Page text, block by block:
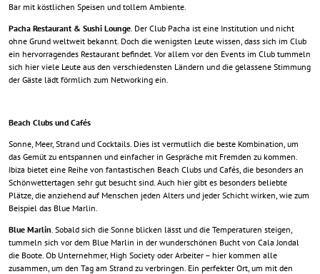
Bar mit köstlichen Speisen und tollem Ambiente.
Pacha Restaurant & Sushi Lounge . Der Club Pacha ist eine Institution und nicht
ohne Grund weltweit bekannt. Doch die wenigsten Leute wissen, dass sich im Club
ein hervorragendes Restaurant befindet. Vor allem vor den Events im Club tummeln
sich hier viele Leute aus den verschiedensten Ländern und die gelassene Stimmung
der Gäste lädt förmlich zum Networking ein.
Beach Clubs und Cafés
Sonne, Meer, Strand und Cocktails. Dies ist vermutlich die beste Kombination, um
das Gemüt zu entspannen und einfacher in Gespräche mit Fremden zu kommen.
Ibiza bietet eine Reihe von fantastischen Beach Clubs und Cafés, die besonders an
Schönwettertagen sehr gut besucht sind. Auch hier gibt es besonders beliebte
Plätze, die anziehend auf Menschen jeden Alters und jeder Schicht wirken, wie zum
Beispiel das Blue Marlin.
Blue Marlin . Sobald sich die Sonne blicken lässt und die Temperaturen steigen,
tummeln sich vor dem Blue Marlin in der wunderschönen Bucht von Cala Jondal
die Boote. Ob Unternehmer, High Society oder Arbeiter – hier kommen alle
zusammen, um den Tag am Strand zu verbringen. Ein perfekter Ort, um mit den